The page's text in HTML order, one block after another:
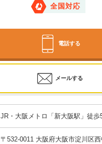
全国対応
電話する
メールする
JR・大阪メトロ「新大阪駅」徒歩
〒532-0011 大阪府大阪市淀川区